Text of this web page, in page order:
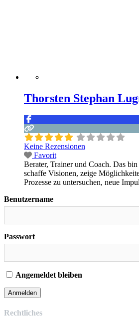
Thorsten Stephan
Keine Rezensionen
Favorit
Berater, Trainer und Coach. Das
schaffe Visionen, zeige
Prozesse zu untersuchen, neue
Benutzername
Passwort
Angemeldet bleiben
Rechtliches